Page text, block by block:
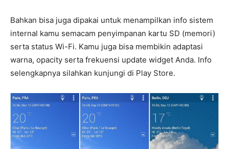
Bahkan bisa juga dipakai untuk menampilkan info sistem
internal kamu semacam penyimpanan kartu SD (memori)
serta status Wi-Fi. Kamu juga bisa membikin adaptasi
warna, opacity serta frekuensi update widget Anda. Info
selengkapnya silahkan kunjungi di Play Store.